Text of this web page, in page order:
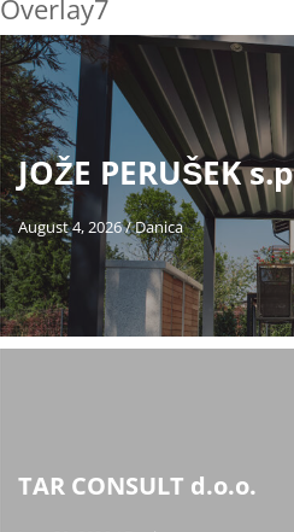
Overlay7
JOŽE PERUŠEK
August 4, 2026/Danica
TAR CONSULT d.o.o.